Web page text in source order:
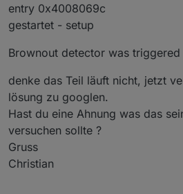
entry 0x4008069c
gestartet - setup
Brownout detector was triggered
denke das Teil läuft nicht, jetzt
lösung zu googlen.
Hast du eine Ahnung was das
versuchen sollte ?
Gruss
Christian